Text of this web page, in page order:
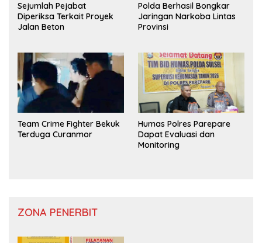
Sejumlah Pejabat
Diperiksa Terkait Proyek
Jalan Beton
Polda Berhasil Bongkar
Jaringan Narkoba Lintas
Provinsi
Team Crime Fighter Bekuk
Terduga Curanmor
Humas Polres Parepare
Dapat Evaluasi dan
Monitoring
ZONA PENERBIT